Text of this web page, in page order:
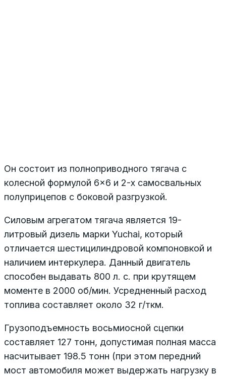
Он состоит из полноприводного тягача с
колесной формулой 6×6 и 2-х самосвальных
полуприцепов с боковой разгрузкой.
Силовым агрегатом тягача является 19-
литровый дизель марки Yuchai, который
отличается шестицилиндровой компоновкой и
наличием интеркулера. Данный двигатель
способен выдавать 800 л. с. при крутящем
моменте в 2000 об/мин. Усредненный расход
топлива составляет около 32 г/ткм.
Грузоподъемность восьмиосной сцепки
составляет 127 тонн, допустимая полная масса
насчитывает 198.5 тонн (при этом передний
мост автомобиля может выдержать нагрузку в